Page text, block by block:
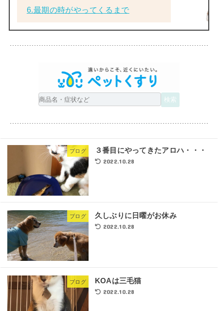
6.最期の時がやってくるまで
ブログ ３番目にやってきたアロハ・・・
2022.10.28
ブログ 久しぶりに日曜がお休み
2022.10.28
ブログ KOAは三毛猫
2022.10.28